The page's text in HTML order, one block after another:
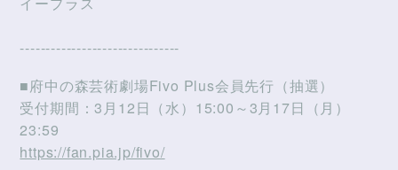
-------------------------------
■府中の森芸術劇場Fivo Plus会員先行（抽選）
受付期間：3月12日（水）15:00～3月17日（月）
23:59
https://fan.pia.jp/fivo/